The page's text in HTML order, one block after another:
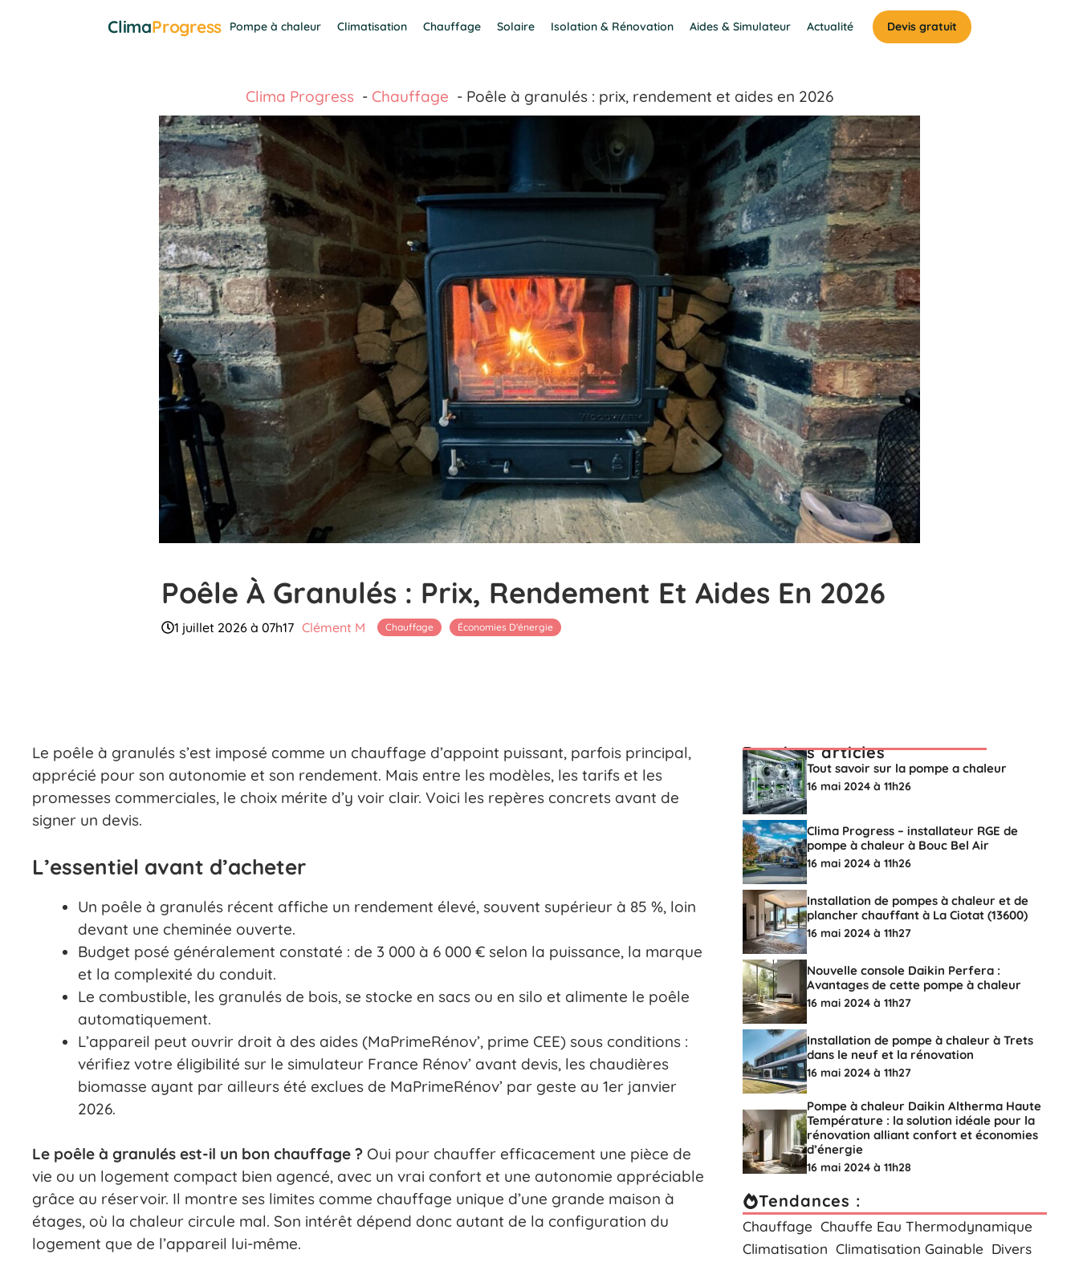
ClimaProgress Pompe à chaleur Climatisation Chauffage Solaire Isolation & Rénovation Aides & Simulateur Actualité Devis gratuit
Clima Progress Chauffage Poêle à granulés : prix, rendement et aides en 2026
Poêle À Granulés : Prix, Rendement Et Aides En 2026
1 juillet 2026 à 07h17 Clément M Chauffage Économies D'énergie
Le poêle à granulés s’est imposé comme un chauffage d’appoint puissant, parfois principal,
apprécié pour son autonomie et son rendement. Mais entre les modèles, les tarifs et les
promesses commerciales, le choix mérite d’y voir clair. Voici les repères concrets avant de
signer un devis.
L’essentiel avant d’acheter
Un poêle à granulés récent affiche un rendement élevé, souvent supérieur à 85 %, loin
devant une cheminée ouverte.
Budget posé généralement constaté : de 3 000 à 6 000 € selon la puissance, la marque
et la complexité du conduit.
Le combustible, les granulés de bois, se stocke en sacs ou en silo et alimente le poêle
automatiquement.
L’appareil peut ouvrir droit à des aides (MaPrimeRénov’, prime CEE) sous conditions :
vérifiez votre éligibilité sur le simulateur France Rénov’ avant devis, les chaudières
biomasse ayant par ailleurs été exclues de MaPrimeRénov’ par geste au 1er janvier
2026.
Le poêle à granulés est-il un bon chauffage ? Oui pour chauffer efficacement une pièce de
vie ou un logement compact bien agencé, avec un vrai confort et une autonomie appréciable
grâce au réservoir. Il montre ses limites comme chauffage unique d’une grande maison à
étages, où la chaleur circule mal. Son intérêt dépend donc autant de la configuration du
logement que de l’appareil lui-même.
Derniers articles
Tout savoir sur la pompe a chaleur
16 mai 2024 à 11h26
Clima Progress – installateur RGE de
pompe à chaleur à Bouc Bel Air
16 mai 2024 à 11h26
Installation de pompes à chaleur et de
plancher chauffant à La Ciotat (13600)
16 mai 2024 à 11h27
Nouvelle console Daikin Perfera :
Avantages de cette pompe à chaleur
16 mai 2024 à 11h27
Installation de pompe à chaleur à Trets
dans le neuf et la rénovation
16 mai 2024 à 11h27
Pompe à chaleur Daikin Altherma Haute
Température : la solution idéale pour la
rénovation alliant confort et économies
d’énergie
16 mai 2024 à 11h28
Tendances :
Chauffage Chauffe Eau Thermodynamique
Climatisation Climatisation Gainable Divers